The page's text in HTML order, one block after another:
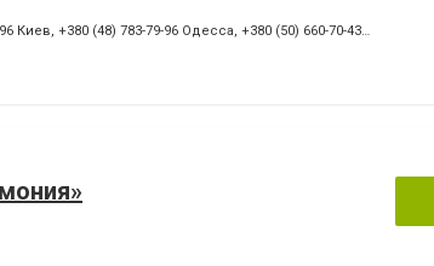
Киев, +380 (48) 783-79-96 Одесса, +380 (50) 660-70-43 МТС